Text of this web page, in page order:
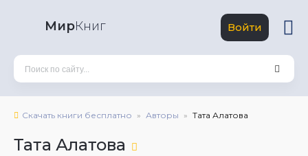
МирКниг Войти
Скачать книги бесплатно Авторы Тата Алатова
Тата Алатова